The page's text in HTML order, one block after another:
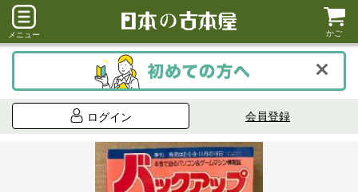
メニュー かご
ログイン 会員登録